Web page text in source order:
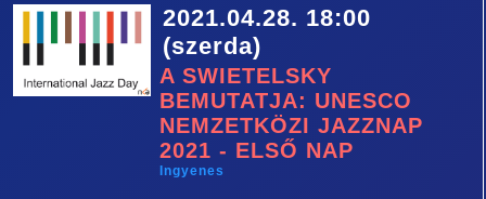
2021.04.28. 18:00
(szerda)
A SWIETELSKY
BEMUTATJA: UNESCO
NEMZETKÖZI JAZZNAP
2021 - ELSŐ NAP
Ingyenes